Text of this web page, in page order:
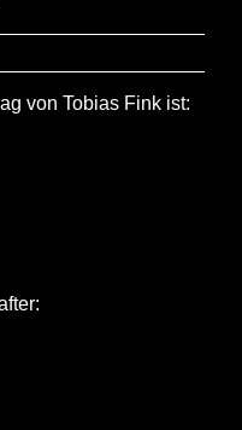
von Tobias Fink ist: